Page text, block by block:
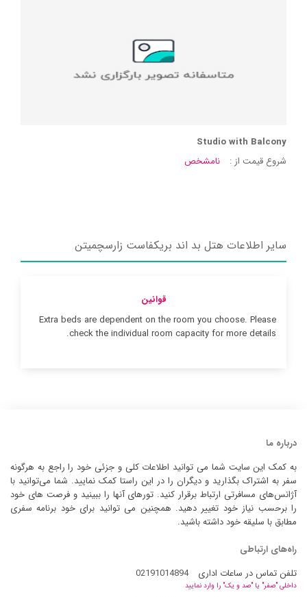
Studio with Balcony
شروع قیمت از :
نامشخص
سایر اطلاعات هتل بد اند بریکفاست زارسچمیتن
قوانین
Extra beds are dependent on the room you choose. Please
check the individual room capacity for more details.
درباره ما
به کمک این سایت شما می توانید اطلاعات کلی و جزئی خود را راجع به هرگونه
سفر به اشتراک بگذارید و دیگران را در این راستا کمک نمایید. شما می‌توانید با
آژانس‌های مسافرتی ارتباط برقرار کنید. تورهای آنها را ببینید و فرصت های خود
را برحسب نیاز خود تغییر دهید. همچنین می توانید برای خود برنامه سفری
مطابق با سلیقه خود داشته باشید.
راه‌های ارتباطی
تلفن تماس در ساعات اداری
02191014894
داخلی "صفر" یا "صد و یک" را وارد نمایید